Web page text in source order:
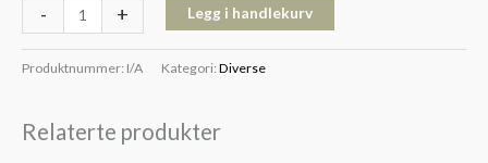
- + Legg i handlekurv
Produktnummer: I/A Kategori: Diverse
Relaterte produkter